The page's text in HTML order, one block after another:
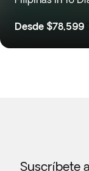
Desde $78,599
Suscríbete